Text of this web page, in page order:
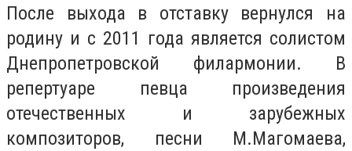
После выхода в отставку вернулся на
родину и с 2011 года является солистом
Днепропетровской филармонии. В
репертуаре певца произведения
отечественных и зарубежных
композиторов, песни М.Магомаева,